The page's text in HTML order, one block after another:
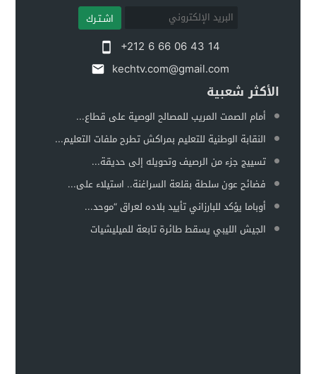
اشـتـرك
+212 6 66 06 43 14
kechtv.com@gmail.com
الأكثر شعبية
أمام الصمت المريب للمصالح الوصية على قطاع...
النقابة الوطنية للتعليم بمراكش تطرح ملفات التعليم...
تسييج جزء من الرصيف وتحويله إلى حديقة...
فضائح عون سلطة بقلعة السراغنة.. استيلاء على...
أوباما يؤكد للبارزاني تأييد بلاده لعراق “موحد...
الجيش الليبي يسقط طائرة تابعة للميليشيات